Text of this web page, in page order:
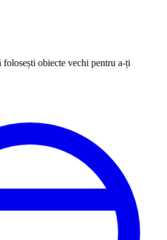
folosești obiecte vechi pentru a-ți